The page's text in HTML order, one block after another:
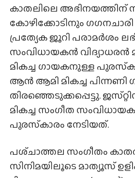
കാതലിലെ അഭിനയത്തിന്
കോഴിക്കോടിനും ഗഗനചാരി
പ്രത്യേക ജൂറി പരാമർശം
സംവിധായകൻ വിദ്യാധരൻ
മികച്ച ഗായകനുള്ള
ആൻ ആമി മികച്ച പിന്നണി
തിരഞ്ഞെടുക്കപ്പെട്ടു.
മികച്ച സംഗീത
പുരസ്‌കാരം നേടിയത്.
പശ്‌ചാത്തല സംഗീതം
സിനിമയിലൂടെ മാത്യൂസ്